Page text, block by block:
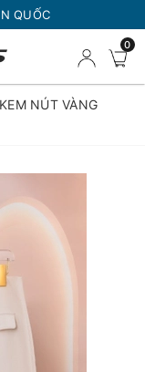
QUỐC
0
NÚT VÀNG